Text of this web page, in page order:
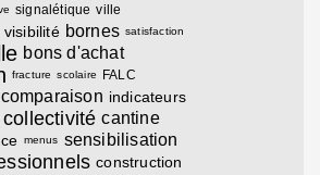
signalétique ville
visibilité bornes satisfaction
bons d'achat
fracture scolaire FALC
comparaison indicateurs
collectivité cantine
menus sensibilisation
construction